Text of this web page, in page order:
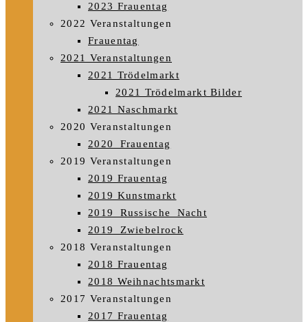
2023 Frauentag
2022 Veranstaltungen
Frauentag
2021 Veranstaltungen
2021 Trödelmarkt
2021 Trödelmarkt Bilder
2021 Naschmarkt
2020 Veranstaltungen
2020_Frauentag
2019 Veranstaltungen
2019 Frauentag
2019 Kunstmarkt
2019_Russische_Nacht
2019_Zwiebelrock
2018 Veranstaltungen
2018 Frauentag
2018 Weihnachtsmarkt
2017 Veranstaltungen
2017 Frauentag